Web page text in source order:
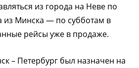
из города на Неве по
из Минска — по субботам в
рейсы уже в продаже.
– Петербург был назначен на